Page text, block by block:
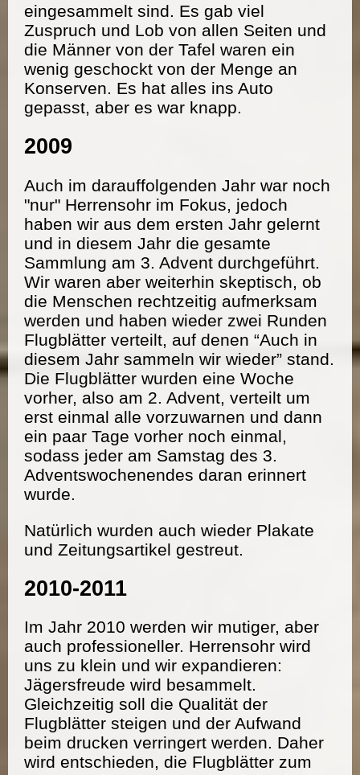
eingesammelt sind. Es gab viel
Zuspruch und Lob von allen Seiten und
die Männer von der Tafel waren ein
wenig geschockt von der Menge an
Konserven. Es hat alles ins Auto
gepasst, aber es war knapp.
2009
Auch im darauffolgenden Jahr war noch
"nur" Herrensohr im Fokus, jedoch
haben wir aus dem ersten Jahr gelernt
und in diesem Jahr die gesamte
Sammlung am 3. Advent durchgeführt.
Wir waren aber weiterhin skeptisch, ob
die Menschen rechtzeitig aufmerksam
werden und haben wieder zwei Runden
Flugblätter verteilt, auf denen “Auch in
diesem Jahr sammeln wir wieder” stand.
Die Flugblätter wurden eine Woche
vorher, also am 2. Advent, verteilt um
erst einmal alle vorzuwarnen und dann
ein paar Tage vorher noch einmal,
sodass jeder am Samstag des 3.
Adventswochenendes daran erinnert
wurde.
Natürlich wurden auch wieder Plakate
und Zeitungsartikel gestreut.
2010-2011
Im Jahr 2010 werden wir mutiger, aber
auch professioneller. Herrensohr wird
uns zu klein und wir expandieren:
Jägersfreude wird besammelt.
Gleichzeitig soll die Qualität der
Flugblätter steigen und der Aufwand
beim drucken verringert werden. Daher
wird entschieden, die Flugblätter zum